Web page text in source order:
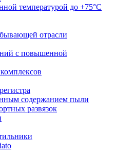
температурой до +75°C
отрасли
с повышенной
содержанием пыли
развязок